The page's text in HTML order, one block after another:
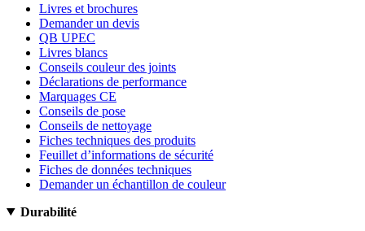
Livres et brochures
Demander un devis
QB UPEC
Livres blancs
Conseils couleur des joints
Déclarations de performance
Marquages CE
Conseils de pose
Conseils de nettoyage
Fiches techniques des produits
Feuillet d’informations de sécurité
Fiches de données techniques
Demander un échantillon de couleur
Durabilité